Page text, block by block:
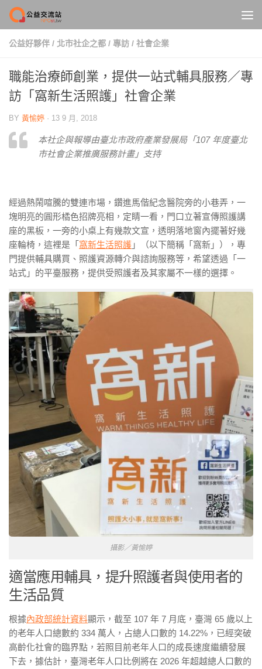
Skip to content
公益好夥伴 / 北市社企之都 / 專訪 / 社會企業
職能治療師創業，提供一站式輔具服務／專
訪「窩新生活照護」社會企業
BY 黃愉婷 · 13 9 月, 2018
本社企與報導由臺北市政府產業發展局「107 年度臺北
市社會企業推廣服務計畫」支持
經過熱鬧喧騰的雙連市場，鑽進馬偕紀念醫院旁的小巷弄，一
塊明亮的圓形橘色招牌亮相，定睛一看，門口立著宣傳照護講
座的黑板，一旁的小桌上有幾款文宣，透明落地窗內擺著好幾
座輪椅，這裡是「 窩新生活照護 」（以下簡稱「窩新」），專
門提供輔具購買、照護資源轉介與諮詢服務等，希望透過「一
站式」的平臺服務，提供受照護者及其家屬不一樣的選擇。
攝影／黃愉婷
適當應用輔具，提升照護者與使用者的
生活品質
根據內政部統計資料顯示，截至 107 年 7 月底，臺灣 65 歲以上
的老年人口總數約 334 萬人，占總人口數的 14.22%，已經突破
高齡化社會的臨界點，若照目前老年人口的成長速度繼續發展
下去，據估計，臺灣老年人口比例將在 2026 年超越總人口數的